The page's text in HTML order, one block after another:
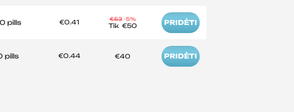
pills €0.41 €53 -5%
Tik €50 PRIDĖTI
pills €0.44 €40 PRIDĖTI